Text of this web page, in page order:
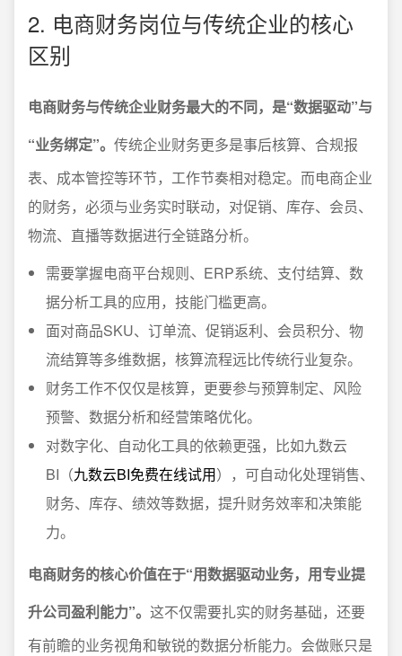
2. 电商财务岗位与传统企业的核心
区别
电商财务与传统企业财务最大的不同，是“数据驱动”与
“业务绑定”。 传统企业财务更多是事后核算、合规报
表、成本管控等环节，工作节奏相对稳定。而电商企业
的财务，必须与业务实时联动，对促销、库存、会员、
物流、直播等数据进行全链路分析。
需要掌握电商平台规则、ERP系统、支付结算、数
据分析工具的应用，技能门槛更高。
面对商品SKU、订单流、促销返利、会员积分、物
流结算等多维数据，核算流程远比传统行业复杂。
财务工作不仅仅是核算，更要参与预算制定、风险
预警、数据分析和经营策略优化。
对数字化、自动化工具的依赖更强，比如九数云
BI（九数云BI免费在线试用），可自动化处理销售、
财务、库存、绩效等数据，提升财务效率和决策能
力。
电商财务的核心价值在于“用数据驱动业务，用专业提
升公司盈利能力”。 这不仅需要扎实的财务基础，还要
有前瞻的业务视角和敏锐的数据分析能力。会做账只是